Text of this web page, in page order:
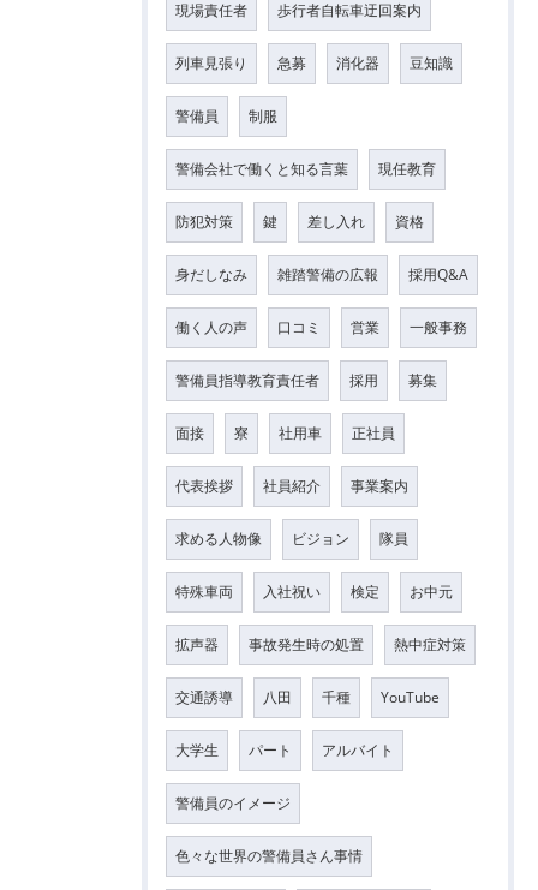
現場責任者 歩行者自転車迂回案内
列車見張り 急募 消化器 豆知識
警備員 制服
警備会社で働くと知る言葉 現任教育
防犯対策 鍵 差し入れ 資格
身だしなみ 雑踏警備の広報 採用Q&A
働く人の声 口コミ 営業 一般事務
警備員指導教育責任者 採用 募集
面接 寮 社用車 正社員
代表挨拶 社員紹介 事業案内
求める人物像 ビジョン 隊員
特殊車両 入社祝い 検定 お中元
拡声器 事故発生時の処置 熱中症対策
交通誘導 八田 千種 YouTube
大学生 パート アルバイト
警備員のイメージ
色々な世界の警備員さん事情